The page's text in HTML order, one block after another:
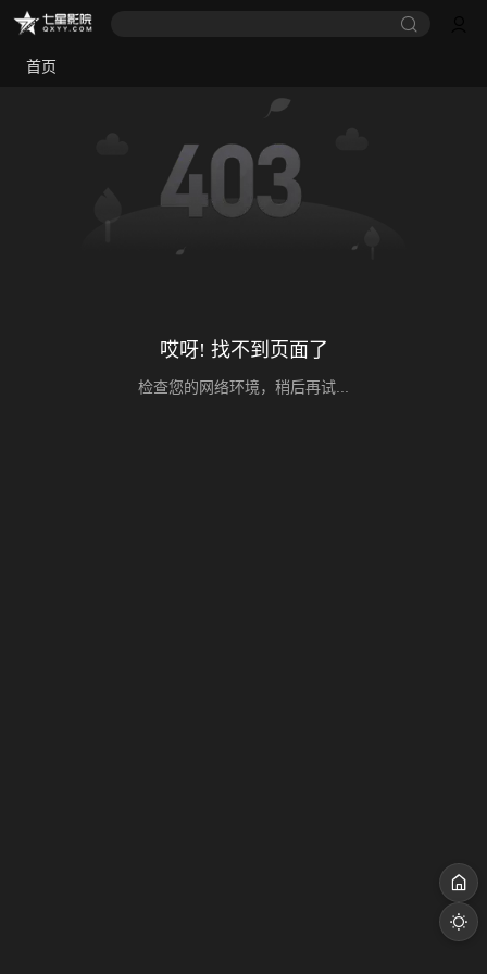
首页
哎呀! 找不到页面了
检查您的网络环境，稍后再试...